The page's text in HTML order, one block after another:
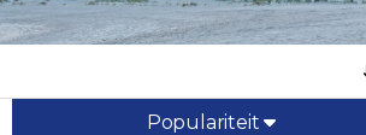
Populariteit